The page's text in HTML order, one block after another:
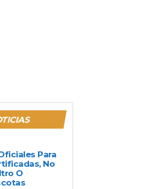
Para
No
O